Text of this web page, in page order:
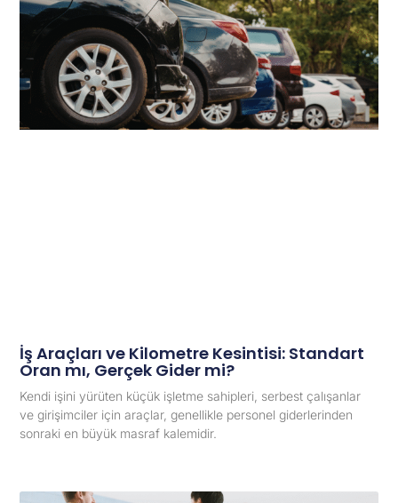
İş Araçları ve Kilometre Kesintisi: Standart
Oran mı, Gerçek Gider mi?
Kendi işini yürüten küçük işletme sahipleri, serbest çalışanlar
ve girişimciler için araçlar, genellikle personel giderlerinden
sonraki en büyük masraf kalemidir.